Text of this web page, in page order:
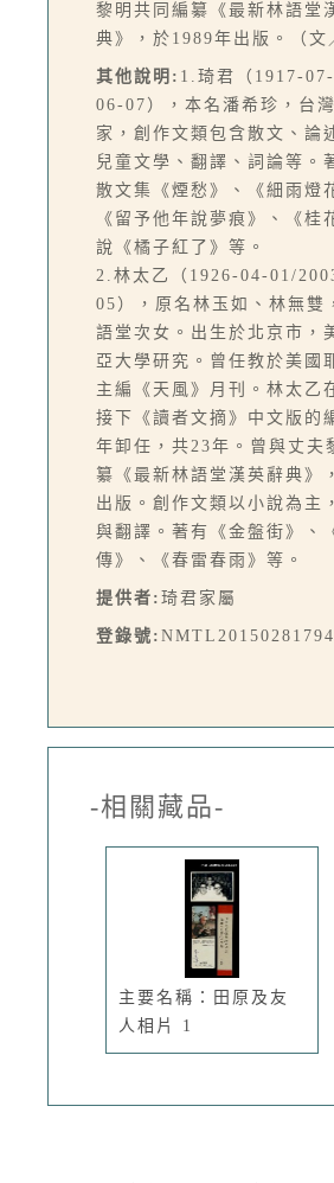
黎明共同編纂《最新林語堂
典》，於1989年出版。（文
其他說明: 1.琦君（1917-
06-07），本名潘希珍，台
家，創作文類包含散文、論
兒童文學、翻譯、詞論等。
散文集《煙愁》、《細雨燈
《留予他年說夢痕》、《桂
說《橘子紅了》等。
2.林太乙（1926-04-01/
05），原名林玉如、林無雙
語堂次女。出生於北京市，
亞大學研究。曾任教於美國
主編《天風》月刊。林太乙
接下《讀者文摘》中文版的
年卸任，共23年。曾與丈夫
纂《最新林語堂漢英辭典》
出版。創作文類以小說為主
與翻譯。著有《金盤街》、
傳》、《春雷春雨》等。
提供者: 琦君家屬
登錄號:
-相關藏品-
主要名稱：田原及友
人相片 1